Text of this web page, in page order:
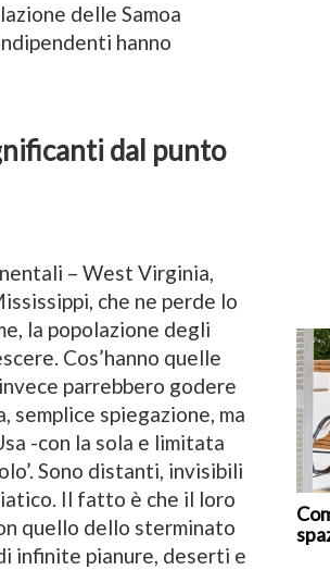
delle Samoa
hanno
dal punto
– West Virginia,
che ne perde lo
la popolazione degli
Cos’hanno quelle
parrebbero godere
semplice spiegazione, ma
-con la sola e limitata
Sono distanti, invisibili
Il fatto è che il loro
quello dello sterminato
infinite pianure, deserti e